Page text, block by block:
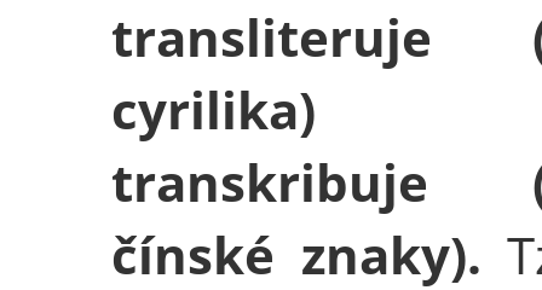
transliteruje
cyrilika)
transkribuje
čínské znaky).